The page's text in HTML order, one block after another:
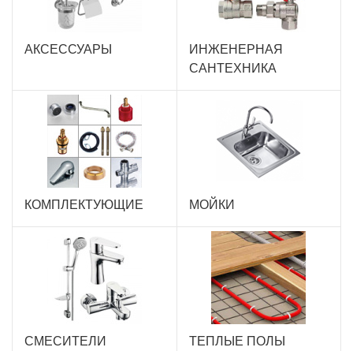
АКСЕССУАРЫ
ИНЖЕНЕРНАЯ
САНТЕХНИКА
КОМПЛЕКТУЮЩИЕ МОЙКИ
СМЕСИТЕЛИ ТЕПЛЫЕ ПОЛЫ